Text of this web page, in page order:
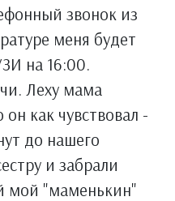
звонок из
меня будет
на 16:00.
Леху мама
как чувствовал -
до нашего
и забрали
мой "маменькин"